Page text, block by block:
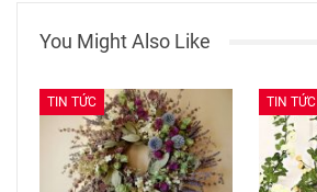
You Might Also Like
TIN TỨC TIN TỨC